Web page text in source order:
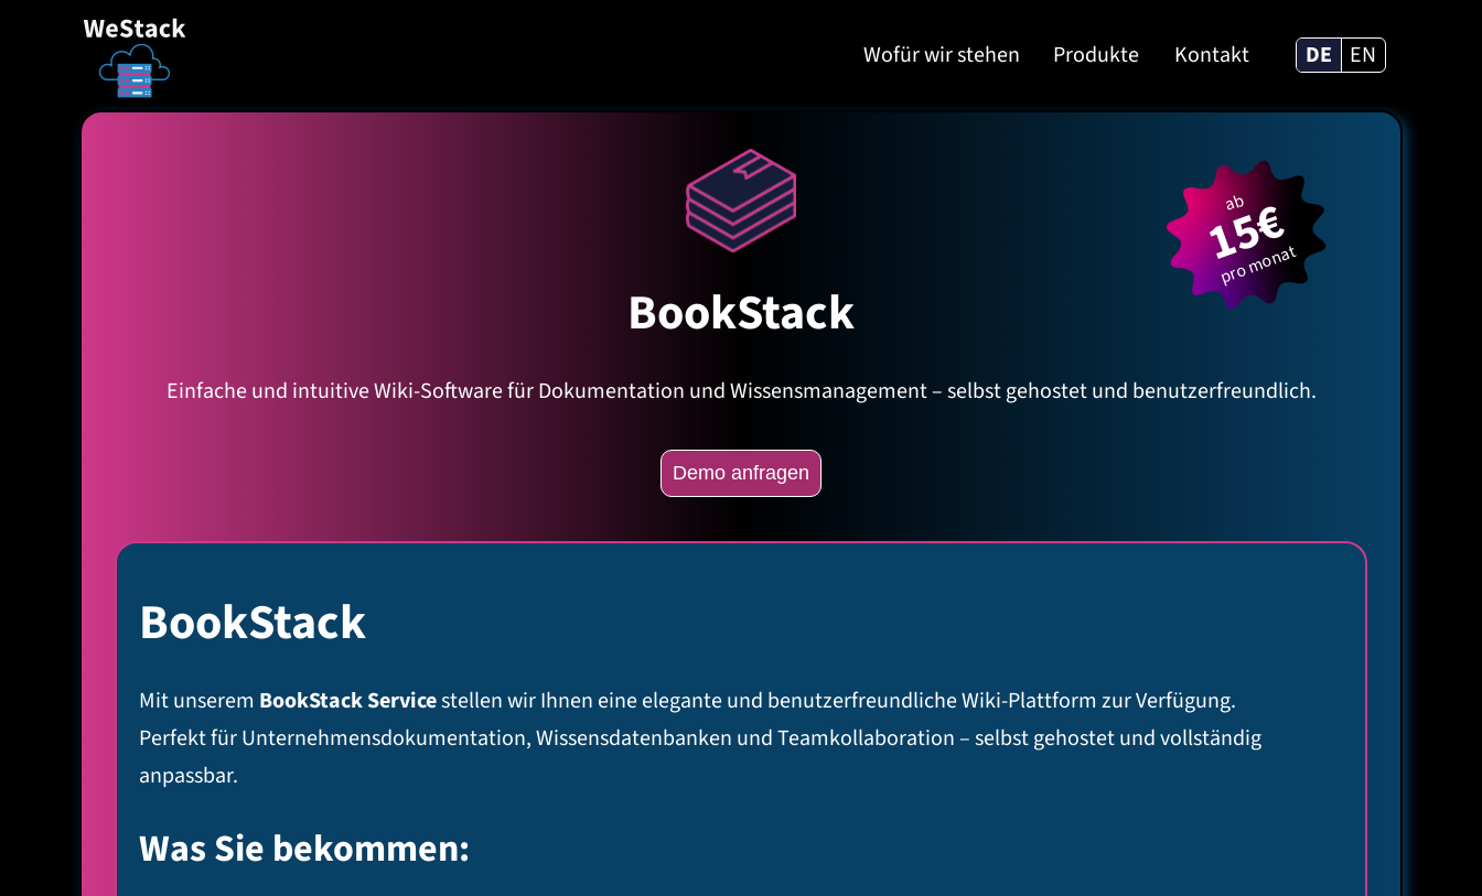
Wofür wir stehen Produkte Kontakt DE EN
BookStack
Einfache und intuitive Wiki-Software für Dokumentation und Wissensmanagement – selbst gehostet und benutzerfreundlich.
ab
15€
pro monat
Demo anfragen
BookStack
Mit unserem BookStack Servicestellen wir Ihnen eine elegante und benutzerfreundliche Wiki-Plattform zur Verfügung.
Perfekt für Unternehmensdokumentation, Wissensdatenbanken und Teamkollaboration – selbst gehostet und vollständig
anpassbar.
Was Sie bekommen: